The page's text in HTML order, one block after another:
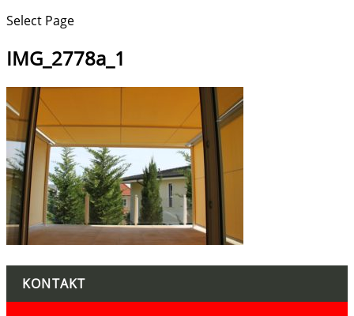
Select Page
IMG_2778a_1
KONTAKT